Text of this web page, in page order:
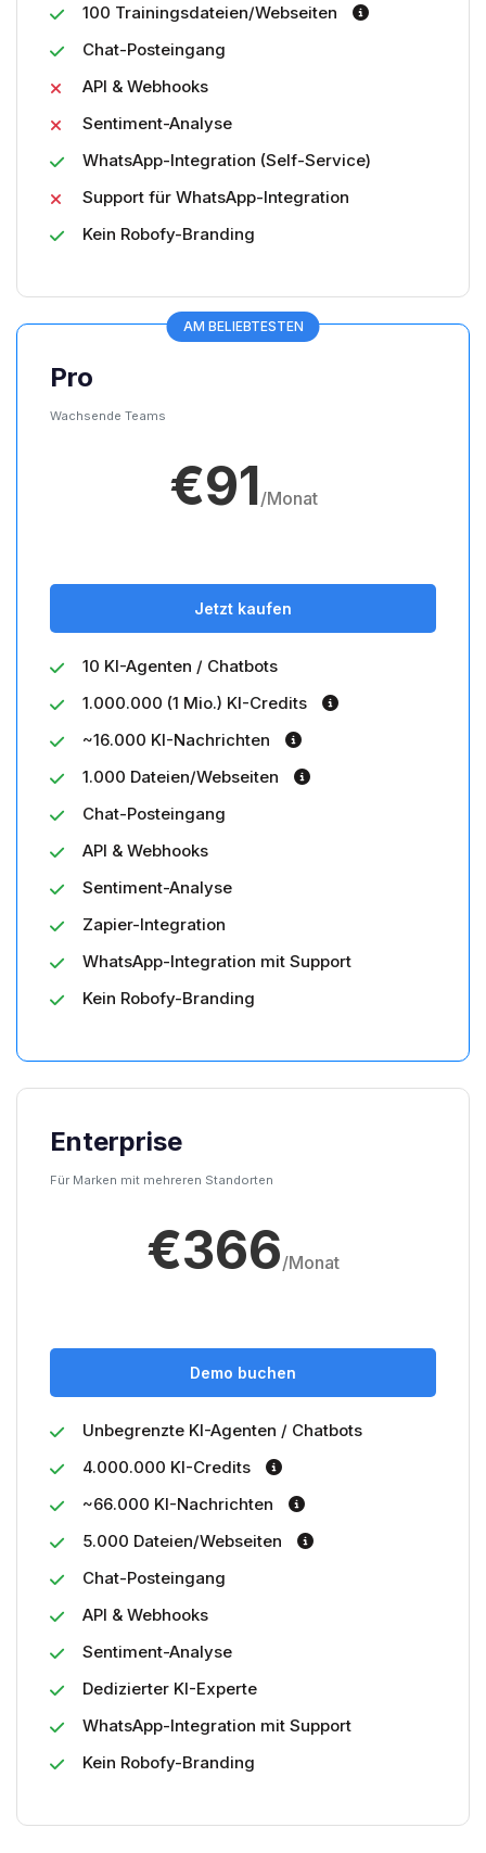
100 Trainingsdateien/Webseiten
Chat-Posteingang
API & Webhooks
Sentiment-Analyse
WhatsApp-Integration (Self-Service)
Support für WhatsApp-Integration
Kein Robofy-Branding
AM BELIEBTESTEN
Pro
Wachsende Teams
€91/Monat
Jetzt kaufen
10 KI-Agenten / Chatbots
1.000.000 (1 Mio.) KI-Credits
~16.000 KI-Nachrichten
1.000 Dateien/Webseiten
Chat-Posteingang
API & Webhooks
Sentiment-Analyse
Zapier-Integration
WhatsApp-Integration mit Support
Kein Robofy-Branding
Enterprise
Für Marken mit mehreren Standorten
€366/Monat
Demo buchen
Unbegrenzte KI-Agenten / Chatbots
4.000.000 KI-Credits
~66.000 KI-Nachrichten
5.000 Dateien/Webseiten
Chat-Posteingang
API & Webhooks
Sentiment-Analyse
Dedizierter KI-Experte
WhatsApp-Integration mit Support
Kein Robofy-Branding